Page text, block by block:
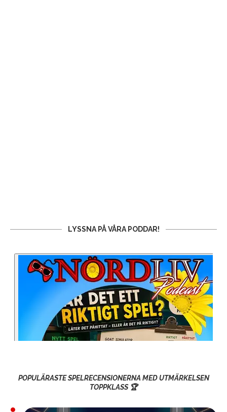
LYSSNA PÅ VÅRA PODDAR!
POPULÄRASTE SPELRECENSIONERNA MED UTMÄRKELSEN
TOPPKLASS 🏆